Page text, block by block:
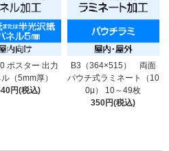
ポスター 出力
（5mm厚）
円(税込)
B3（364×515） 両面
パウチ式ラミネート（10
0μ） 10～49枚
350円(税込)